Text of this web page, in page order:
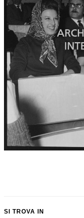
SI TROVA IN